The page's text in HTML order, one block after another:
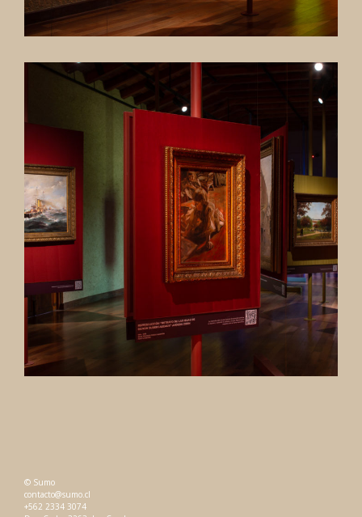
© Sumo
contacto@sumo.cl
+562 2334 3074